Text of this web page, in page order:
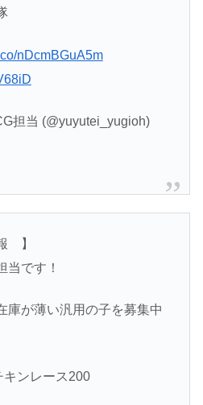
nDcmBGuA5m
担当 (@yuyutei_yugioh)
】
です！
庫が薄い汎用の子を募集中
ンレース200